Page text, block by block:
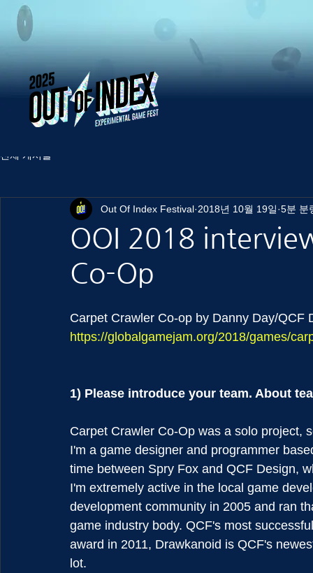
전체 게시물
OOI 2018
Co-Op
Out Of Index Festival 2018년 10월 19일 5분 분
Carpet Crawler Co-op by Danny Day/QCF
https://globalgamejam.org/2018/games/
1) Please introduce your team. About
Carpet Crawler Co-Op was a solo project,
I'm a game designer and programmer
time between Spry Fox and QCF Design,
I'm extremely active in the local game
development community in 2005 and ran
game industry body. QCF's most
award in 2011, Drawkanoid is QCF's
lot.